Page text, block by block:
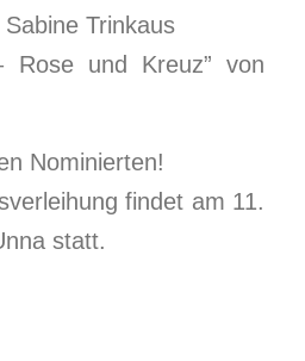
Trinkaus
Rose und Kreuz” von
Nominierten!
findet am 11.
statt.